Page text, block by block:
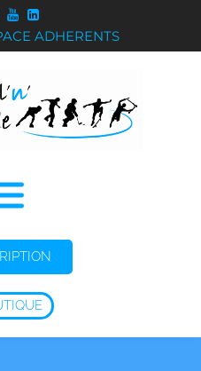
ADHERENTS